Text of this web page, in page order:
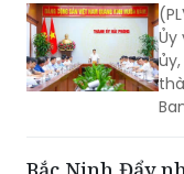
Bắc Ninh Đẩy